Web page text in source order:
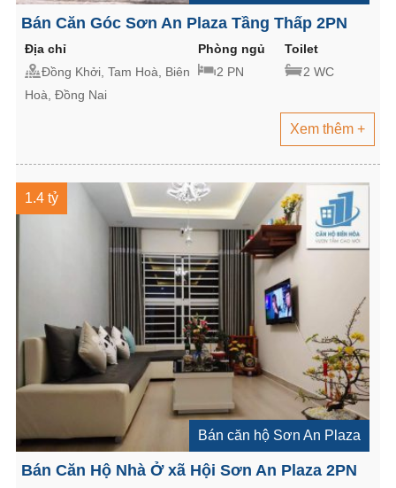
Bán Căn Góc Sơn An Plaza Tầng Thấp 2PN
Địa chỉ Phòng ngủ
Toilet
Đồng Khởi, Tam Hoà, Biên
Hoà, Đồng Nai
2 PN 2 WC
Xem thêm +
1.4 tỷ
Bán căn hộ Sơn An Plaza
Bán Căn Hộ Nhà Ở xã Hội Sơn An Plaza 2PN